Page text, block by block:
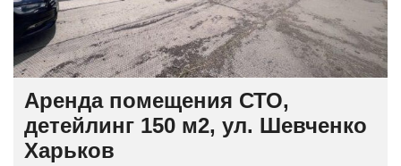
Аренда помещения СТО,
детейлинг 150 м2, ул. Шевченко
Харьков